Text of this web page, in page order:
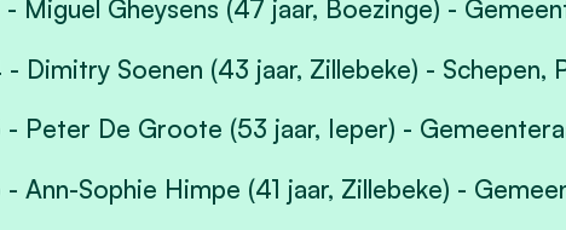
- Miguel Gheysens (47 jaar, Boezinge) -
- Dimitry Soenen (43 jaar, Zillebeke) - Schepen,
- Peter De Groote (53 jaar, Ieper) -
- Ann-Sophie Himpe (41 jaar, Zillebeke) -